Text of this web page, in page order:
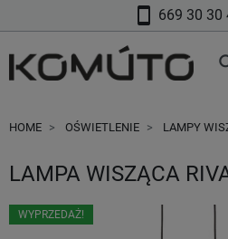
smartphone 669 30 30
HOME OŚWIETLENIE LAMPY
LAMPA WISZĄCA
WYPRZEDAŻ!